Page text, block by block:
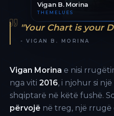
Vigan B. Morina
THEMELUES
"Your Chart is your
- VIGAN B. MORINA
Vigan Morina e nisi
nga viti 2016, i njohur si
shqiptarë në këtë fushë.
përvojë në treg, një rrugë